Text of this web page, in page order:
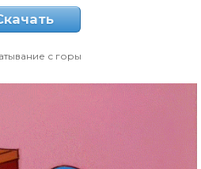
с горы